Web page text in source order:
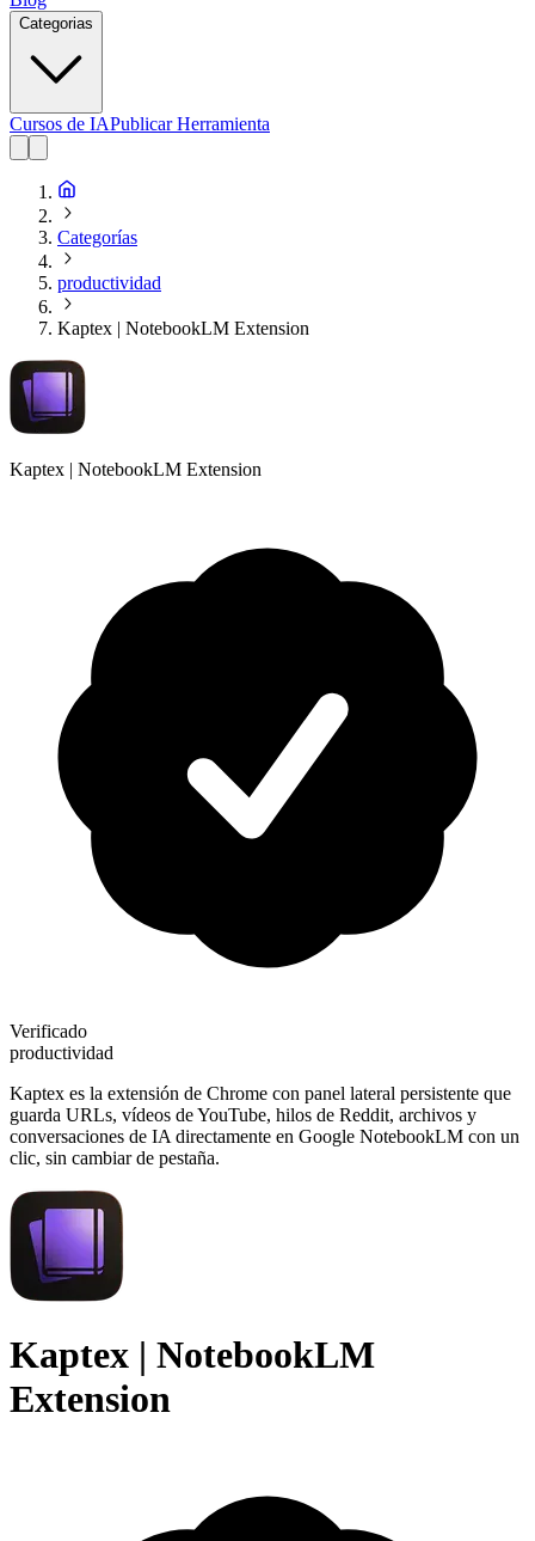
Categorias
Cursos de IAPublicar Herramienta
Categorías
productividad
Kaptex | NotebookLM Extension
Kaptex | NotebookLM Extension
Verificado
productividad
Kaptex es la extensión de Chrome con panel lateral persistente que
guarda URLs, vídeos de YouTube, hilos de Reddit, archivos y
conversaciones de IA directamente en Google NotebookLM con un
clic, sin cambiar de pestaña.
Kaptex | NotebookLM
Extension